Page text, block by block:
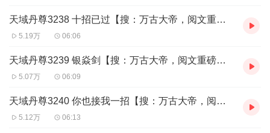
天域丹尊3238 十招已过【搜：万古大帝，阅文重磅玄幻】
5.19万 06:06
天域丹尊3239 银焱剑【搜：万古大帝，阅文重磅玄幻】
5.07万 06:09
天域丹尊3240 你也接我一招【搜：万古大帝，阅文重磅玄幻】
5.12万 06:13